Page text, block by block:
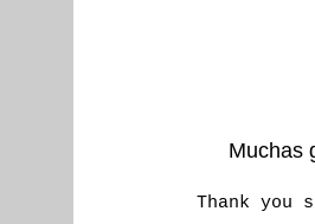
Muchas
Thank you